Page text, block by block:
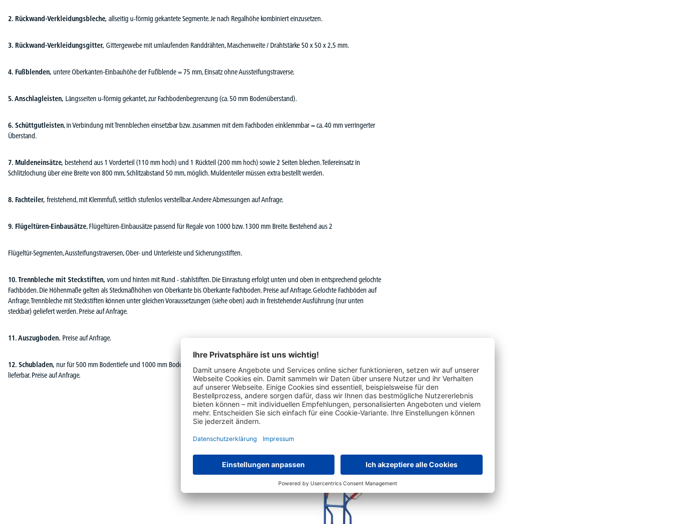
2. Rückwand-Verkleidungsbleche, allseitig u-förmig gekantete Segmente. Je nach Regalhöhe kombiniert einzusetzen.
3. Rückwand-Verkleidungsgitter, Gittergewebe mit umlaufenden Randdrähten, Maschenweite / Drahtstärke 50 x 50 x 2,5 mm.
4. Fußblenden, untere Oberkanten-Einbauhöhe der Fußblende = 75 mm, Einsatz ohne Aussteifungstraverse.
5. Anschlagleisten, Längsseiten u-förmig gekantet, zur Fachbodenbegrenzung (ca. 50 mm Bodenüberstand).
6. Schüttgutleisten, in Verbindung mit Trennblechen einsetzbar bzw. zusammen mit dem Fachboden einklemmbar = ca. 40 mm verringerter
Überstand.
7. Muldeneinsätze, bestehend aus 1 Vorderteil (110 mm hoch) und 1 Rückteil (200 mm hoch) sowie 2 Seiten blechen. Teilereinsatz in
Schlitzlochung über eine Breite von 800 mm, Schlitzabstand 50 mm, möglich. Muldenteiler müssen extra bestellt werden.
8. Fachteiler, freistehend, mit Klemmfuß, seitlich stufenlos verstellbar. Andere Abmessungen auf Anfrage.
9. Flügeltüren-Einbausätze, Flügeltüren-Einbausätze passend für Regale von 1000 bzw. 1300 mm Breite. Bestehend aus 2
Flügeltür-Segmenten, Aussteifungstraversen, Ober- und Unterleiste und Sicherungsstiften.
10. Trennbleche mit Steckstiften, vorn und hinten mit Rund - stahlstiften. Die Einrastung erfolgt unten und oben in entsprechend gelochte
Fachböden. Die Höhenmaße gelten als Steckmaßhöhen von Oberkante bis Oberkante Fachboden. Preise auf Anfrage. Gelochte Fachböden auf
Anfrage. Trennbleche mit Steckstiften können unter gleichen Voraussetzungen (siehe oben) auch in freistehender Ausführung (nur unten
steckbar) geliefert werden. Preise auf Anfrage.
11. Auszugboden. Preise auf Anfrage.
12. Schubladen, nur für 500 mm Bodentiefe und 1000 mm Bodenbreite lieferbar; als Einzelschublade in 3 Höhen oder als Schubladenblock
lieferbar. Preise auf Anfrage.